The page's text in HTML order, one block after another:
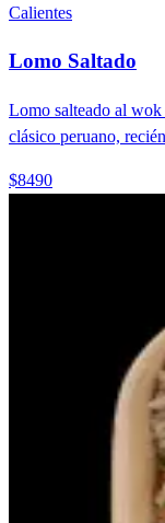
Calientes
Lomo Saltado
Lomo salteado al
clásico peruano,
$8490